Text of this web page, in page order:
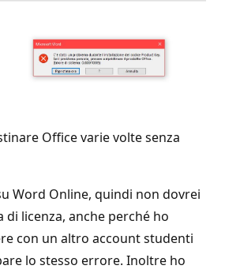
Office varie volte senza
Word Online, quindi non dovrei
licenza, anche perché ho
con un altro account studenti
lo stesso errore. Inoltre ho